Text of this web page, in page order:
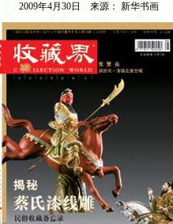
2009年4月30日 来源： 新华书画